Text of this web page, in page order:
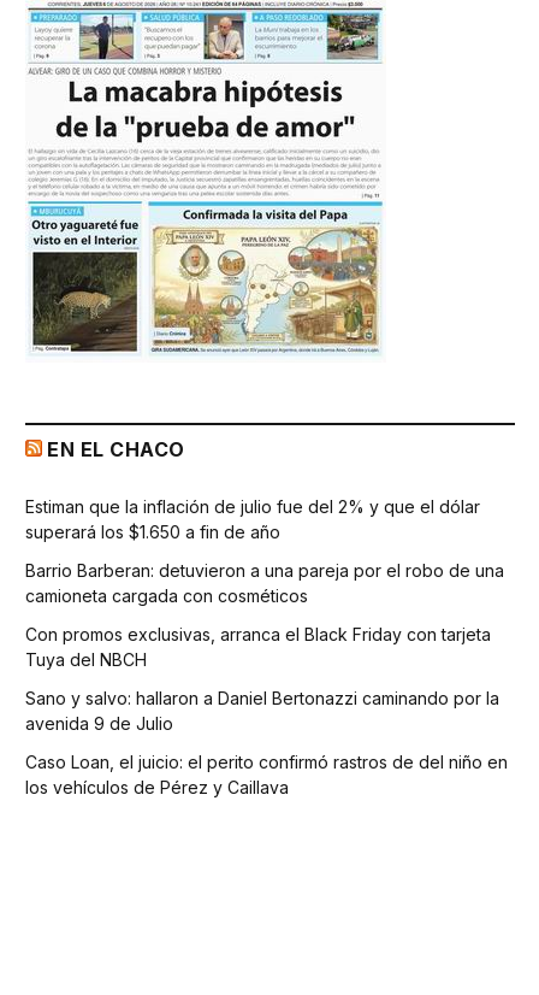
EN EL CHACO
Estiman que la inflación de julio fue del 2% y que el dólar
superará los $1.650 a fin de año
Barrio Barberan: detuvieron a una pareja por el robo de una
camioneta cargada con cosméticos
Con promos exclusivas, arranca el Black Friday con tarjeta
Tuya del NBCH
Sano y salvo: hallaron a Daniel Bertonazzi caminando por la
avenida 9 de Julio
Caso Loan, el juicio: el perito confirmó rastros de del niño en
los vehículos de Pérez y Caillava